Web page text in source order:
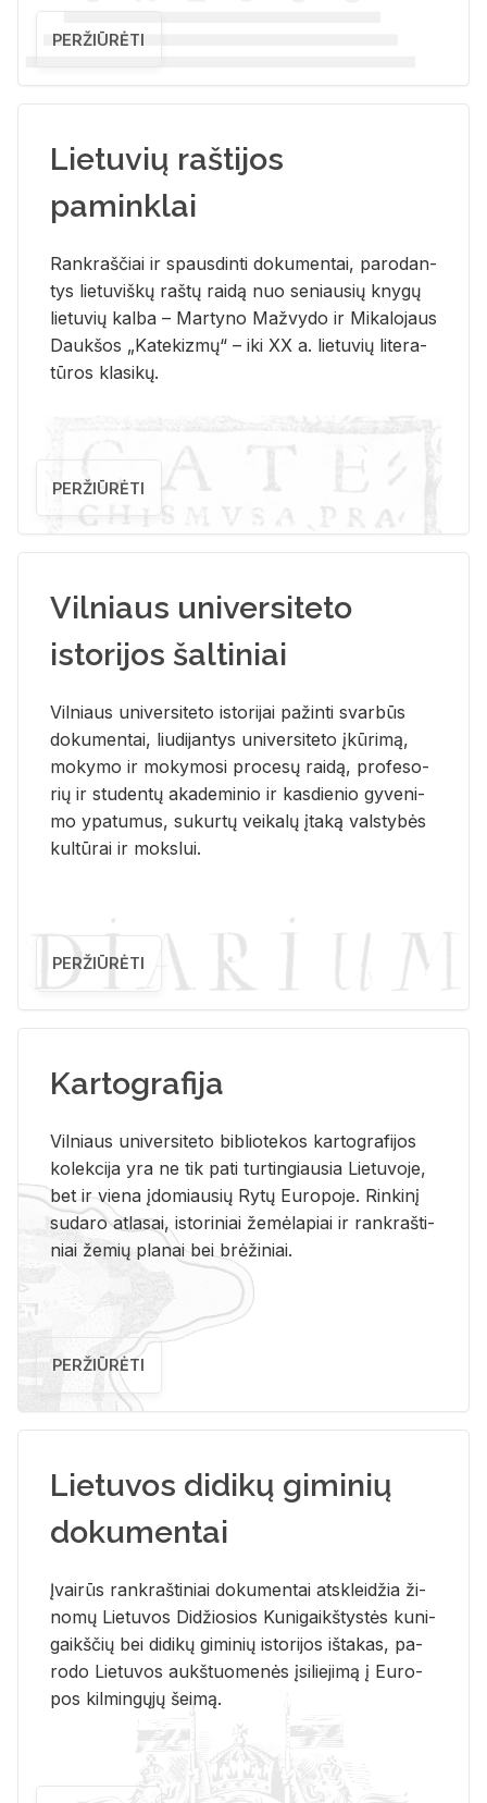
PERŽIŪRĖTI
Lietuvių raštijos
paminklai
Rank­raš­čiai ir spaus­din­ti do­ku­men­tai, pa­ro­dan­
tys lie­tu­viš­kų raš­tų rai­dą nuo se­niau­sių kny­gų
lie­tu­vių kal­ba – Mar­ty­no Ma­žvy­do ir Mi­ka­lo­jaus
Dauk­šos „Ka­te­kiz­mų“ – iki XX a. lie­tu­vių li­te­ra­
tū­ros kla­si­kų.
PERŽIŪRĖTI
Vilniaus universiteto
istorijos šaltiniai
Vil­niaus uni­ver­si­te­to is­to­ri­jai pa­žin­ti svar­būs
do­ku­men­tai, liu­di­jan­tys uni­ver­si­te­to įkū­ri­mą,
mo­ky­mo ir mo­ky­mo­si pro­ce­sų rai­dą, pro­fe­so­
rių ir stu­den­tų aka­de­mi­nio ir kas­die­nio gy­ve­ni­
mo ypa­tu­mus, su­kur­tų vei­ka­lų įta­ką vals­ty­bės
kul­tū­rai ir moks­lui.
PERŽIŪRĖTI
Kartografija
Vil­niaus uni­ver­si­te­to bi­b­lio­te­kos kar­to­gra­fi­jos
ko­lek­ci­ja yra ne tik pati tur­tin­giau­sia Lie­tu­vo­je,
bet ir vie­na įdo­miau­sių Rytų Eu­ro­po­je. Rin­ki­nį
su­da­ro at­la­sai, is­to­ri­niai že­mė­la­piai ir rank­raš­ti­
niai že­mių pla­nai bei brė­ži­niai.
PERŽIŪRĖTI
Lietuvos didikų giminių
dokumentai
Įvai­rūs rank­raš­ti­niai do­ku­men­tai at­sklei­džia ži­
no­mų Lie­tu­vos Di­džio­sios Ku­ni­gaikš­tys­tės ku­ni­
gaikš­čių bei di­di­kų gi­mi­nių is­to­ri­jos iš­ta­kas, pa­
ro­do Lie­tu­vos aukš­tuo­me­nės įsi­lie­ji­mą į Eu­ro­
pos kil­min­gų­jų šei­mą.